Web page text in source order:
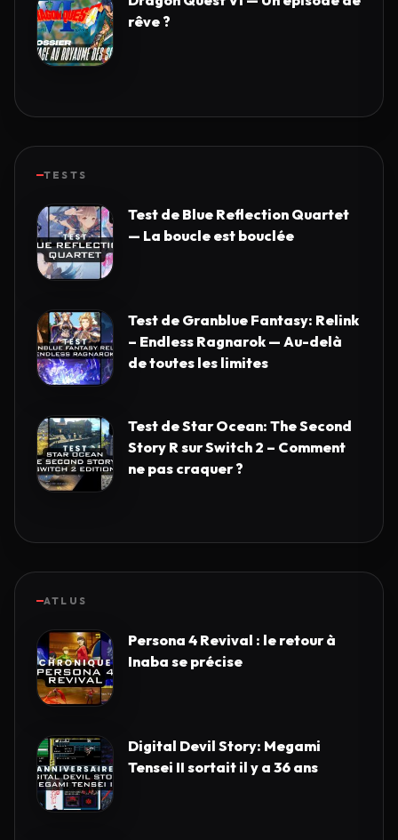
rêve ?
TESTS
Test de Blue Reflection Quartet
— La boucle est bouclée
Test de Granblue Fantasy: Relink
– Endless Ragnarok — Au-delà
de toutes les limites
Test de Star Ocean: The Second
Story R sur Switch 2 – Comment
ne pas craquer ?
ATLUS
Persona 4 Revival : le retour à
Inaba se précise
Digital Devil Story: Megami
Tensei II sortait il y a 36 ans